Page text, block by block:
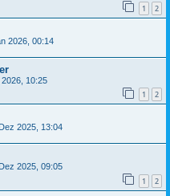
1 2
2026, 00:14
10:25
1 2
2025, 13:04
2025, 09:05
1 2